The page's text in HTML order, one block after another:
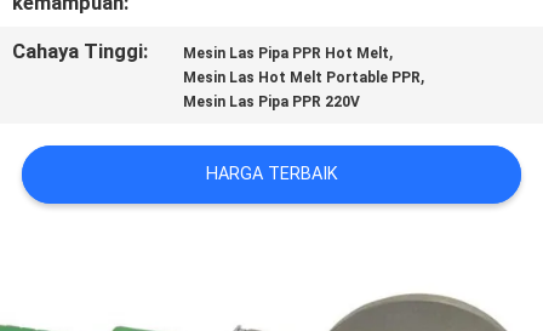
PENAWARAN
PRIVACY
Cahaya Tinggi: Mesin Las Pipa PPR Hot Melt,
Mesin Las Hot Melt Portable PPR,
Mesin Las Pipa PPR 220V
HARGA TERBAIK